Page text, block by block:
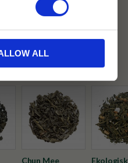
ALL
Chun Mee Ekologisk